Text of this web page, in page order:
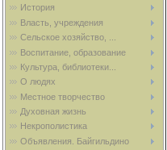
История
Власть, учреждения
Сельское хозяйство, ...
Воспитание, образование
Культура, библиотеки...
О людях
Местное творчество
Духовная жизнь
Некрополистика
Объявления. Байгильдино